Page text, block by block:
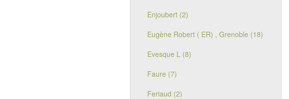
Enjoubert (2)
Eugène Robert ( ER) , Grenoble (18)
Evesque L (8)
Faure (7)
Feriaud (2)